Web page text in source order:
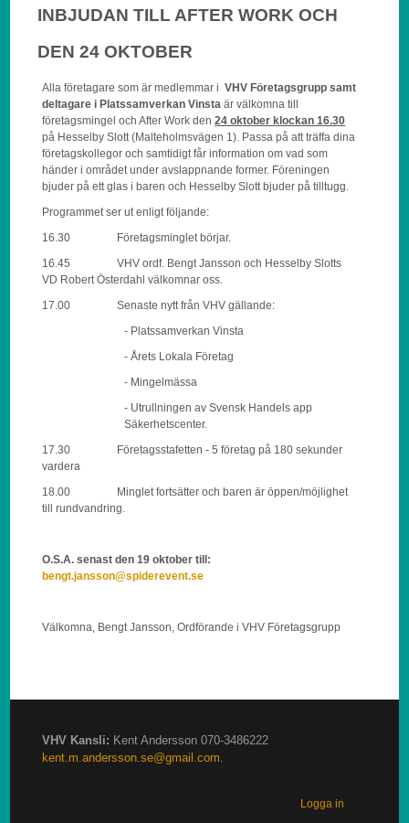
INBJUDAN TILL AFTER WORK OCH
DEN 24 OKTOBER
Alla företagare som är medlemmar i VHV Företagsgrupp samt
deltagare i Platssamverkan Vinstaär välkomna till
företagsmingel och After Work den24 oktober klockan 16.30
på Hesselby Slott (Malteholmsvägen 1). Passa på att träffa dina
företagskollegor och samtidigt får information om vad som
händer i området under avslappnande former. Föreningen
bjuder på ett glas i baren och Hesselby Slott bjuder på tilltugg.
Programmet ser ut enligt följande:
16.30 Företagsminglet börjar.
16.45 VHV ordf. Bengt Jansson och Hesselby Slotts
VD Robert Österdahl välkomnar oss.
17.00 Senaste nytt från VHV gällande:
- Platssamverkan Vinsta
- Årets Lokala Företag
- Mingelmässa
- Utrullningen av Svensk Handels app
Säkerhetscenter.
17.30 Företagsstafetten - 5 företag på 180 sekunder
vardera
18.00 Minglet fortsätter och baren är öppen/möjlighet
till rundvandring.
O.S.A. senast den 19 oktober till:
bengt.jansson@spiderevent.se
Välkomna, Bengt Jansson, Ordförande i VHV Företagsgrupp
VHV Kansli: Kent Andersson 070-3486222
kent.m.andersson.se@gmail.com
Logga in